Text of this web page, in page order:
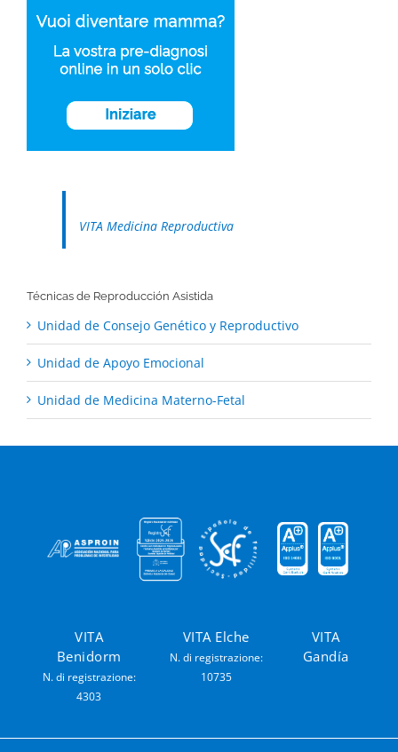
VITA Medicina Reproductiva
Técnicas de Reproducción Asistida
Unidad de Consejo Genético y Reproductivo
Unidad de Apoyo Emocional
Unidad de Medicina Materno-Fetal
VITA
Benidorm
N. di registrazione:
4303
VITA Elche
N. di registrazione:
10735
VITA
Gandía